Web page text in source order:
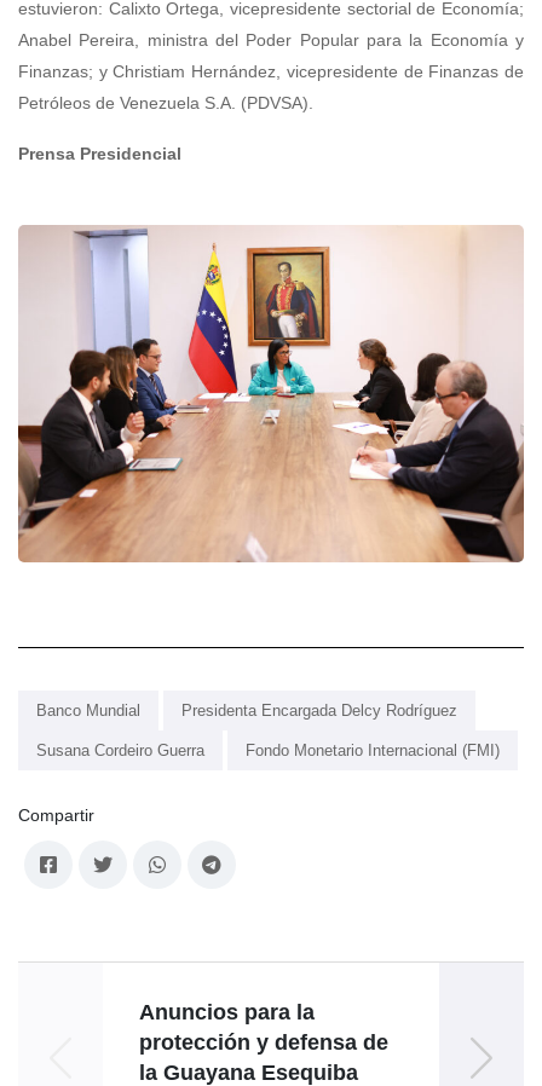
estuvieron: Calixto Ortega, vicepresidente sectorial de Economía;
Anabel Pereira, ministra del Poder Popular para la Economía y
Finanzas; y Christiam Hernández, vicepresidente de Finanzas de
Petróleos de Venezuela S.A. (PDVSA).
Prensa Presidencial
Banco Mundial Presidenta Encargada Delcy Rodríguez
Susana Cordeiro Guerra Fondo Monetario Internacional (FMI)
Compartir
Anuncios para la
protección y defensa de
la Guayana Esequiba